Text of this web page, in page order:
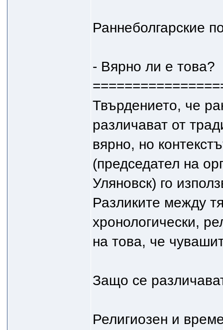
Раннеболгарские
- Вярно ли е това?
Твърдението, че
различават от
вярно, но
(председател на
Уляновск) го
Разликите между
хронологически,
на това, че
Защо се
Религиозен и